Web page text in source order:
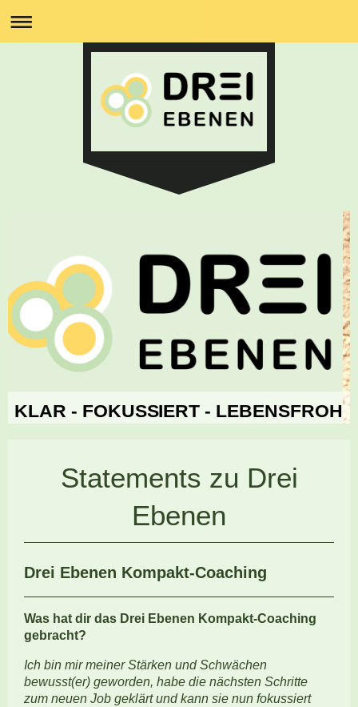
KLAR - FOKUSSIERT - LEBENSFROH
Statements zu Drei
Ebenen
Drei Ebenen Kompakt-Coaching
Was hat dir das Drei Ebenen Kompakt-Coaching
gebracht?
Ich bin mir meiner Stärken und Schwächen
bewusst(er) geworden, habe die nächsten Schritte
zum neuen Job geklärt und kann sie nun fokussiert